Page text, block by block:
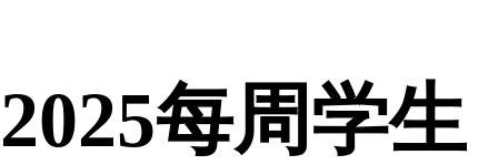
2025每周学生